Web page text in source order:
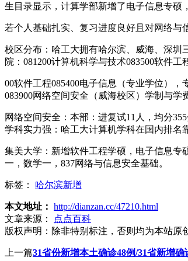
生目录显示，计算学部新增了电子信息专硕
若个人基础扎实、复习进度良好且对网络与
校区分布：哈工大拥有哈尔滨、威海、深圳
院：081200计算机科学与技术083500软件
00软件工程085400电子信息（专业学位）
083900网络空间安全（威海校区）学制与学
网络空间安全：本部：进复试11人，均分
学科实力强：哈工大计算机学科在国内排名
集美大学：新增软件工程学硕，电子信息专
一，数学一，837网络与信息安全基础。
标签： 哈尔滨新增
本文地址： http://dianzan.cc/47210.html
文章来源：
点点百科
版权声明： 除非特别标注，否则均为本站原
上一篇31省份新增本土确诊48例/31省新增确